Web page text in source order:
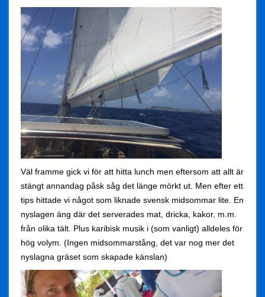
Väl framme gick vi för att hitta lunch men eftersom att allt är
stängt annandag påsk såg det länge mörkt ut. Men efter ett
tips hittade vi något som liknade svensk midsommar lite. En
nyslagen äng där det serverades mat, dricka, kakor, m.m.
från olika tält. Plus karibisk musik i (som vanligt) alldeles för
hög volym. (Ingen midsommarstång, det var nog mer det
nyslagna gräset som skapade känslan)